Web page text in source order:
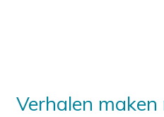
Verhalen